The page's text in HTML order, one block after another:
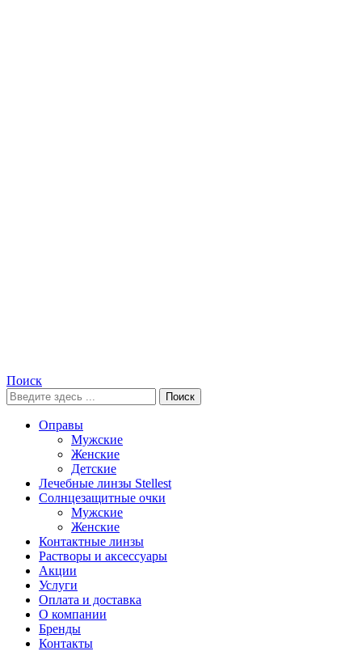
Поиск
Поиск
Оправы
Мужские
Женские
Детские
Лечебные линзы Stellest
Солнцезащитные очки
Мужские
Женские
Контактные линзы
Растворы и аксессуары
Акции
Услуги
Оплата и доставка
О компании
Бренды
Контакты